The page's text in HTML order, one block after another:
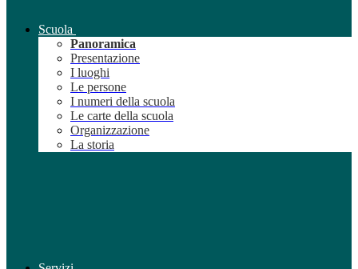
Scuola
Panoramica
Presentazione
I luoghi
Le persone
I numeri della scuola
Le carte della scuola
Organizzazione
La storia